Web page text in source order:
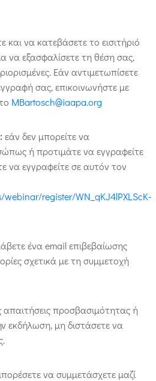
και να κατεβάσετε το εισιτήριό
να εξασφαλίσετε τη θέση σας,
Εάν αντιμετωπίσετε
σας, επικοινωνήστε με
MBartosch@iaapa.org
εάν δεν μπορείτε να
ή προτιμάτε να εγγραφείτε
να εγγραφείτε σε αυτόν τον
register/WN_qKJ4lPXLScK-
ένα email επιβεβαίωσης
σχετικά με τη συμμετοχή
απαιτήσεις προσβασιμότητας ή
εκδήλωση, μη διστάσετε να
να συμμετάσχετε μαζί